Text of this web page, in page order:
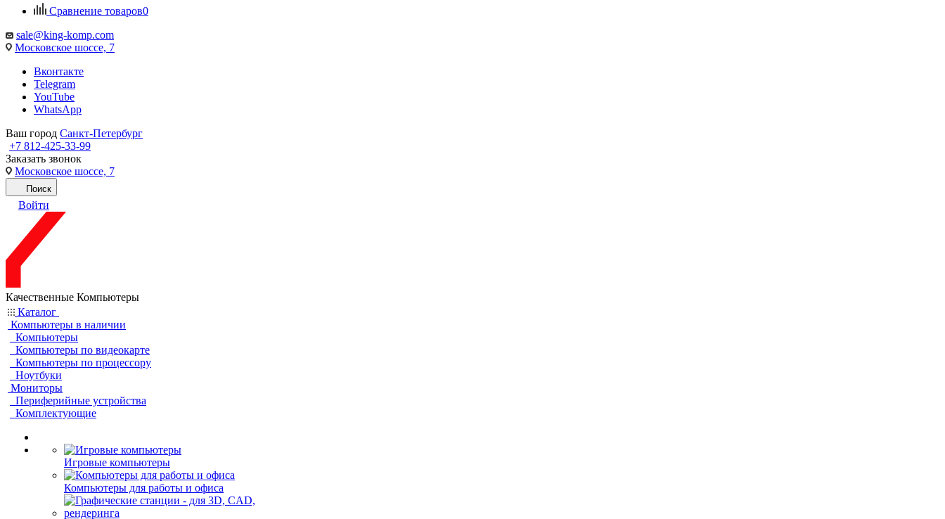
Сравнение товаров0
sale@king-komp.com
Московское шоссе, 7
Вконтакте
Telegram
YouTube
WhatsApp
Ваш город Санкт-Петербург
+7 812-425-33-99
Заказать звонок
Московское шоссе, 7
Поиск
Войти
Качественные Компьютеры
Каталог
Компьютеры в наличии
Компьютеры
Компьютеры по видеокарте
Компьютеры по процессору
Ноутбуки
Мониторы
Периферийные устройства
Комплектующие
Игровые компьютеры
Компьютеры для работы и офиса